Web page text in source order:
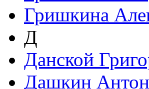
Гришкина
Д
Данской
Дашкин Антон